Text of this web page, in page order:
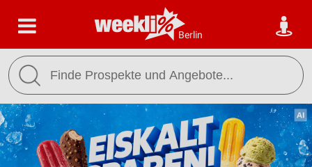
Berlin